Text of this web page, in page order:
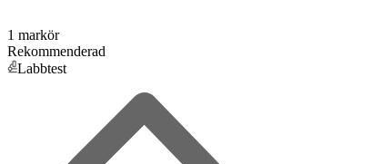
1 markör
Rekommenderad
Labbtest